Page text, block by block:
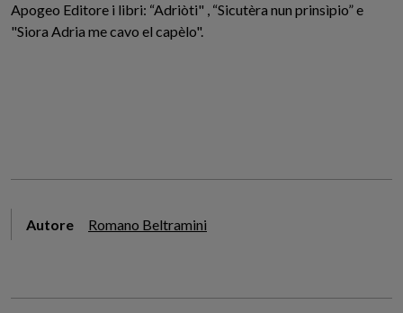
Apogeo Editore i libri: “Adriòti" , “Sicutèra nun prinsìpio” e
"Siora Adria me cavo el capèlo".
Autore Romano Beltramini